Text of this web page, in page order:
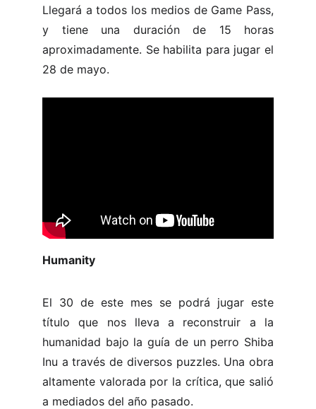
Llegará a todos los medios de Game Pass,
y tiene una duración de 15 horas
aproximadamente. Se habilita para jugar el
28 de mayo.
Humanity
El 30 de este mes se podrá jugar este
título que nos lleva a reconstruir a la
humanidad bajo la guía de un perro Shiba
Inu a través de diversos puzzles. Una obra
altamente valorada por la crítica, que salió
a mediados del año pasado.